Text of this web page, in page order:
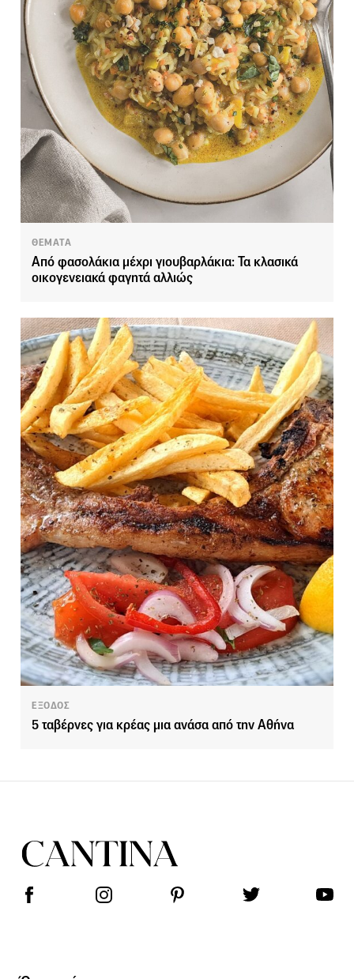
ΘΕΜΑΤΑ
Από φασολάκια μέχρι γιουβαρλάκια: Τα κλασικά
οικογενειακά φαγητά αλλιώς
ΕΞΟΔΟΣ
5 ταβέρνες για κρέας μια ανάσα από την Αθήνα